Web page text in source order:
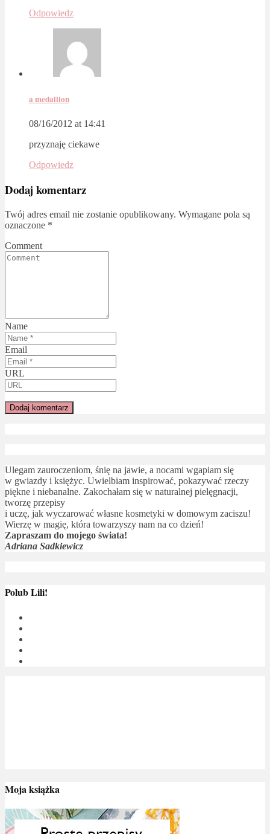
Odpowiedz
a medallion
08/16/2012 at 14:41
przyznaję ciekawe
Odpowiedz
Dodaj komentarz
Twój adres email nie zostanie opublikowany. Wymagane pola są
oznaczone *
Comment
Name
Email
URL
Ulegam zauroczeniom, śnię na jawie, a nocami wgapiam się
w gwiazdy i księżyc. Uwielbiam inspirować, pokazywać rzeczy
piękne i niebanalne. Zakochałam się w naturalnej pielęgnacji,
tworzę przepisy
i uczę, jak wyczarować własne kosmetyki w domowym zaciszu!
Wierzę w magię, która towarzyszy nam na co dzień!
Zapraszam do mojego świata!
Adriana Sadkiewicz
Polub Lili!
Moja książka